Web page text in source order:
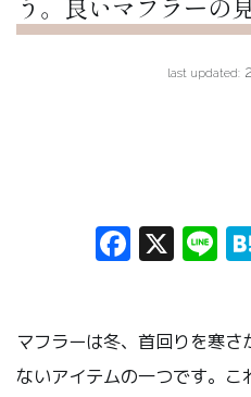
last updated:
X
マフラーは冬、首回りを寒
ないアイテムの一つです。